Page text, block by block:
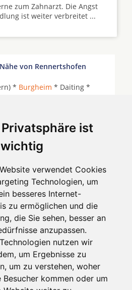
ist
verwendet Cookies
Technologien, um
besseres Internet-
zu ermöglichen und die
die Sie sehen, besser an
anzupassen.
nutzen wir
um Ergebnisse zu
um zu verstehen, woher
Besucher kommen oder um
zum Zahnarzt. Die Angst
ist weiter verbreitet ...
von Rennertshofen
* Burgheim * Daiting *
* Oberhausen bei
* Rohrenfels *
in Rennertshofen
2026 aktualisiert.